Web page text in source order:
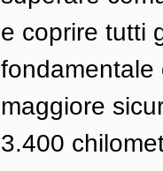
e coprire tutti
fondamentale
maggiore
3.400